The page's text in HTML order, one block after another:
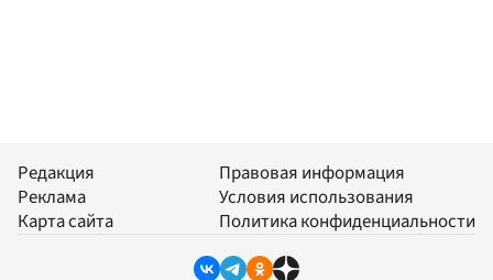
Редакция
Реклама
Карта сайта
Правовая информация
Условия использования
Политика конфиденциальности